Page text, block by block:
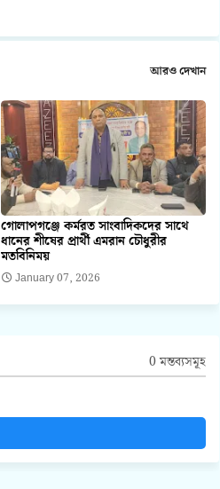
আরও দেখান
গোলাপগঞ্জে কর্মরত সাংবাদিকদের সাথে
ধানের শীষের প্রার্থী এমরান চৌধুরীর
মতবিনিময়
January 07, 2026
0 মন্তব্যসমূহ